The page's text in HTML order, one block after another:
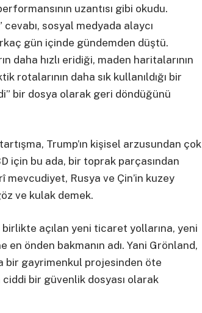
uzantısı gibi okudu.
cevabı, sosyal medyada alaycı
gün içinde gündemden düştü.
daha hızlı eridiği, maden haritalarının
rotalarının daha sık kullanıldığı bir
bir dosya olarak geri döndüğünü
Trump’ın kişisel arzusundan çok
için bu ada, bir toprak parçasından
mevcudiyet, Rusya ve Çin’in kuzey
ve kulak demek.
açılan yeni ticaret yollarına, yeni
önden bakmanın adı. Yani Grönland,
bir gayrimenkul projesinden öte
ciddi bir güvenlik dosyası olarak